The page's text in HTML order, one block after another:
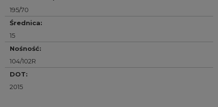
195/70
Średnica:
15
Nośność:
104/102R
DOT:
2015